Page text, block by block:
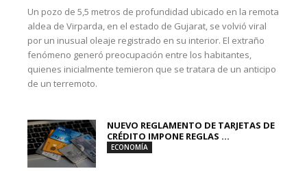
Un pozo de 5,5 metros de profundidad ubicado en la remota
aldea de Virparda, en el estado de Gujarat, se volvió viral
por un inusual oleaje registrado en su interior. El extraño
fenómeno generó preocupación entre los habitantes,
quienes inicialmente temieron que se tratara de un anticipo
de un terremoto.
NUEVO REGLAMENTO DE TARJETAS DE
CRÉDITO IMPONE REGLAS ...
ECONOMÍA